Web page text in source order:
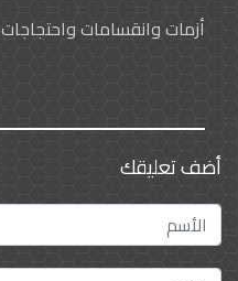
أزمات وانقسامات واحتجاجات
أضف تعليقك